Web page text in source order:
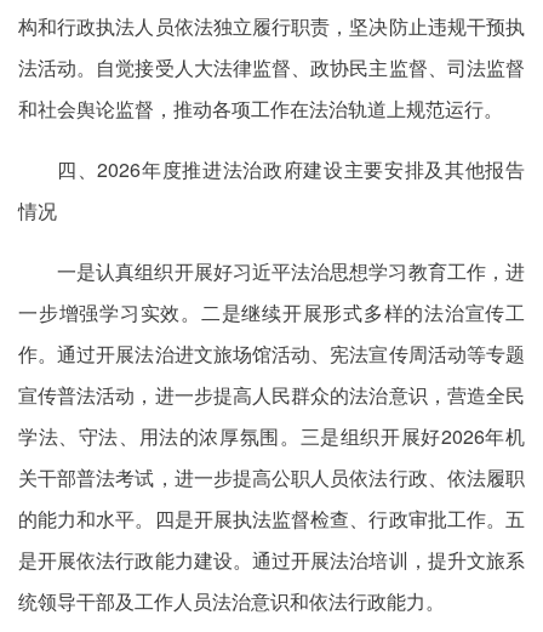
构和行政执法人员依法独立履行职责，坚决防止违规干预执
法活动。自觉接受人大法律监督、政协民主监督、司法监督
和社会舆论监督，推动各项工作在法治轨道上规范运行。
四、2026年度推进法治政府建设主要安排及其他报告
情况
一是认真组织开展好习近平法治思想学习教育工作，进
一步增强学习实效。二是继续开展形式多样的法治宣传工
作。通过开展法治进文旅场馆活动、宪法宣传周活动等专题
宣传普法活动，进一步提高人民群众的法治意识，营造全民
学法、守法、用法的浓厚氛围。三是组织开展好2026年机
关干部普法考试，进一步提高公职人员依法行政、依法履职
的能力和水平。四是开展执法监督检查、行政审批工作。五
是开展依法行政能力建设。通过开展法治培训，提升文旅系
统领导干部及工作人员法治意识和依法行政能力。